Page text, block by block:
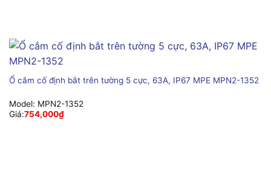
Ổ cắm cố định bắt trên tường 5 cực, 63A, IP67 MPE MPN2-1352
Model: MPN2-1352
Giá:754,000₫